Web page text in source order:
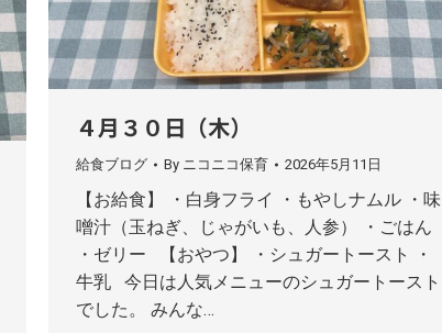
４月３０日（木）
給食ブログ By ニコニコ保育 2026年5月11日
【お給食】 ・白身フライ ・もやしナムル ・味
噌汁（玉ねぎ、じゃがいも、人参） ・ごはん
・ゼリー 【おやつ】 ・シュガートースト ・
牛乳 今日は人気メニューのシュガートースト
でした。 みんな…